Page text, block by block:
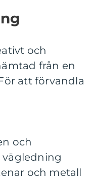
och
från en
att förvandla
och
vägledning
och metall